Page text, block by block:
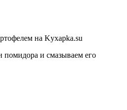
на Kyxapka.su
помидора и смазываем его